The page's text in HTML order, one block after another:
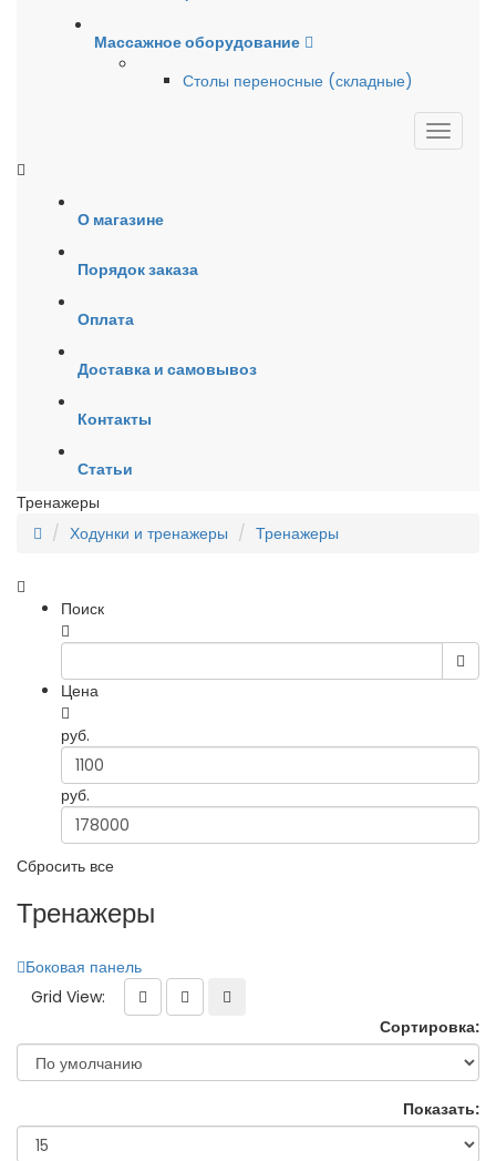
Массажное оборудование
Столы переносные (складные)
О магазине
Порядок заказа
Оплата
Доставка и самовывоз
Контакты
Статьи
Тренажеры
Ходунки и тренажеры
Тренажеры
Поиск
Цена
руб.
руб.
Сбросить все
Тренажеры
Боковая панель
Grid View:
Сортировка:
Показать: